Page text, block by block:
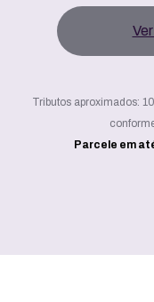
Tributos aproximados:
Parcele em